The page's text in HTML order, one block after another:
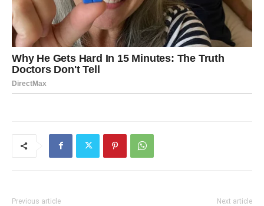
Previous article Next article